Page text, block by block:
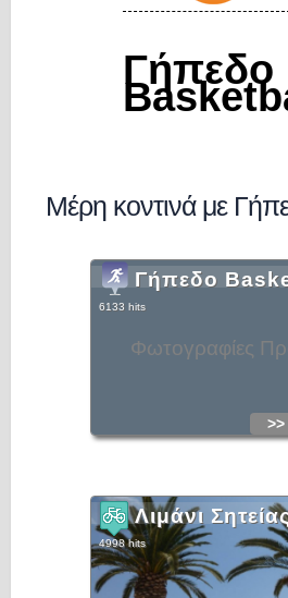
Γήπεδο
Μέρη κοντινά με
Φωτογραφίες
Γήπεδο
6133 hits
>>
Λιμάνι
4998 hits